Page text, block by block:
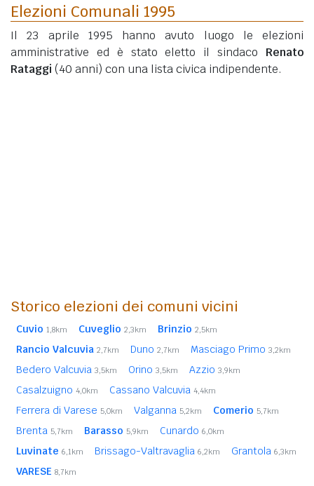
Elezioni Comunali 1995
Il 23 aprile 1995 hanno avuto luogo le elezioni
amministrative ed è stato eletto il sindaco Renato
Rataggi (40 anni) con una lista civica indipendente.
Storico elezioni dei comuni vicini
Cuvio 1,8km Cuveglio 2,3km Brinzio 2,5km
Rancio Valcuvia 2,7km Duno 2,7km Masciago Primo 3,2km
Bedero Valcuvia 3,5km Orino 3,5km Azzio 3,9km
Casalzuigno 4,0km Cassano Valcuvia 4,4km
Ferrera di Varese 5,0km Valganna 5,2km Comerio 5,7km
Brenta 5,7km Barasso 5,9km Cunardo 6,0km
Luvinate 6,1km Brissago-Valtravaglia 6,2km Grantola 6,3km
VARESE 8,7km